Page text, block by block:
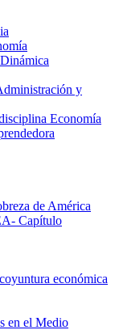
y
Economía
de América
Capítulo
económica
en el Medio